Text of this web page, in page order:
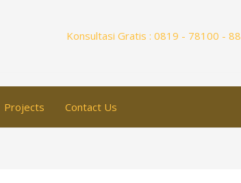
Konsultasi Gratis : 0819 - 78100 - 88
Projects Contact Us